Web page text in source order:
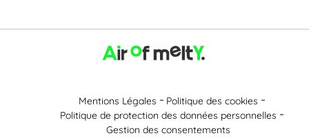
Mentions Légales
Politique des cookies
Politique de protection des données personnelles
Gestion des consentements